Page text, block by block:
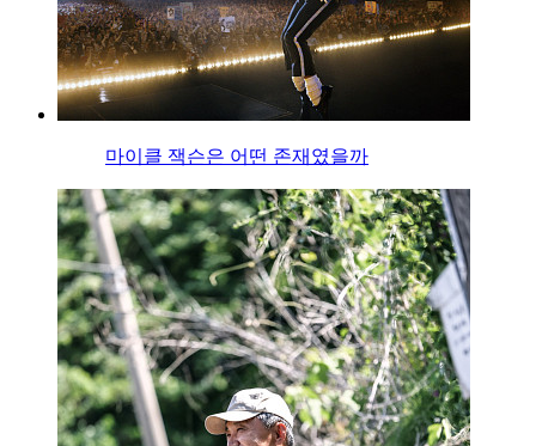
마이클 잭슨은 어떤 존재였을까